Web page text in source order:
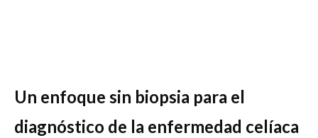
Un enfoque sin biopsia para el
diagnóstico de la enfermedad celíaca